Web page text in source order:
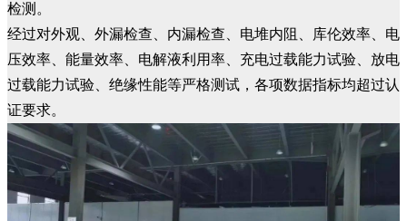
检测。
经过对外观、外漏检查、内漏检查、电堆内阻、库伦效率、电
压效率、能量效率、电解液利用率、充电过载能力试验、放电
过载能力试验、绝缘性能等严格测试，各项数据指标均超过认
证要求。